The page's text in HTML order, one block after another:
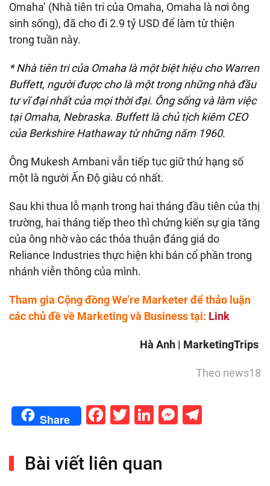
Omaha’ (Nhà tiên tri của Omaha, Omaha là nơi ông
sinh sống), đã cho đi 2.9 tỷ USD để làm từ thiện
trong tuần này.
* Nhà tiên tri của Omaha là một biệt hiệu cho Warren
Buffett, người được cho là một trong những nhà đầu
tư vĩ đại nhất của mọi thời đại. Ông sống và làm việc
tại Omaha, Nebraska. Buffett là chủ tịch kiêm CEO
của Berkshire Hathaway từ những năm 1960.
Ông Mukesh Ambani vẫn tiếp tục giữ thứ hạng số
một là người Ấn Độ giàu có nhất.
Sau khi thua lỗ mạnh trong hai tháng đầu tiên của thị
trường, hai tháng tiếp theo thì chứng kiến ​​sự gia tăng
của ông nhờ vào các thỏa thuận đáng giá do
Reliance Industries thực hiện khi bán cổ phần trong
nhánh viễn thông của mình.
Tham gia Cộng đồng We’re Marketer để thảo luận
các chủ đề về Marketing và Business tại: Link
Hà Anh | MarketingTrips
Theo news18
Share Facebook
Twitter
LinkedIn
Bài viết liên quan